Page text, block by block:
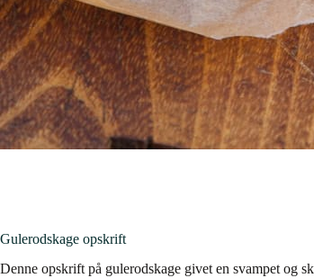
Gulerodskage opskrift
Denne opskrift på gulerodskage givet en svampet og